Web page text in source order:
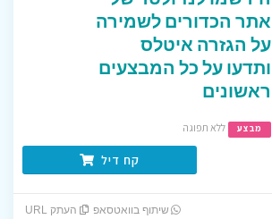
אתר הכדורים לשמירה
על הגזרה איטלס
ותדעו על כל המבצעים
ראשונים
מבצע ללא תפוגה
קח דיל
שיתוף בוואטסאפ העתק URL